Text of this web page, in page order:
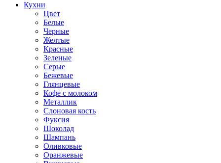
Кухни
Цвет
Белые
Черные
Желтые
Красные
Зеленые
Серые
Бежевые
Глянцевые
Кофе с молоком
Металлик
Слоновая кость
Фуксия
Шоколад
Шампань
Оливковые
Оранжевые